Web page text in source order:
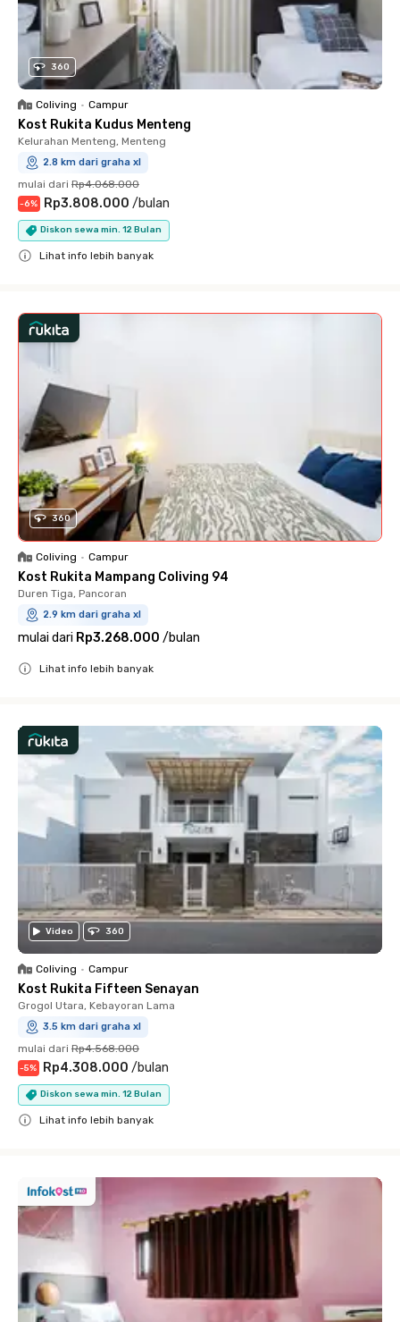
360
Coliving • Campur
Kost Rukita Kudus Menteng
Kelurahan Menteng, Menteng
2.8 km dari graha xl
mulai dari Rp4.068.000
-6% Rp3.808.000 /bulan
Diskon sewa min. 12 Bulan
Lihat info lebih banyak
360
Coliving • Campur
Kost Rukita Mampang Coliving 94
Duren Tiga, Pancoran
2.9 km dari graha xl
mulai dari Rp3.268.000 /bulan
Lihat info lebih banyak
Video 360
Coliving • Campur
Kost Rukita Fifteen Senayan
Grogol Utara, Kebayoran Lama
3.5 km dari graha xl
mulai dari Rp4.568.000
-5% Rp4.308.000 /bulan
Diskon sewa min. 12 Bulan
Lihat info lebih banyak